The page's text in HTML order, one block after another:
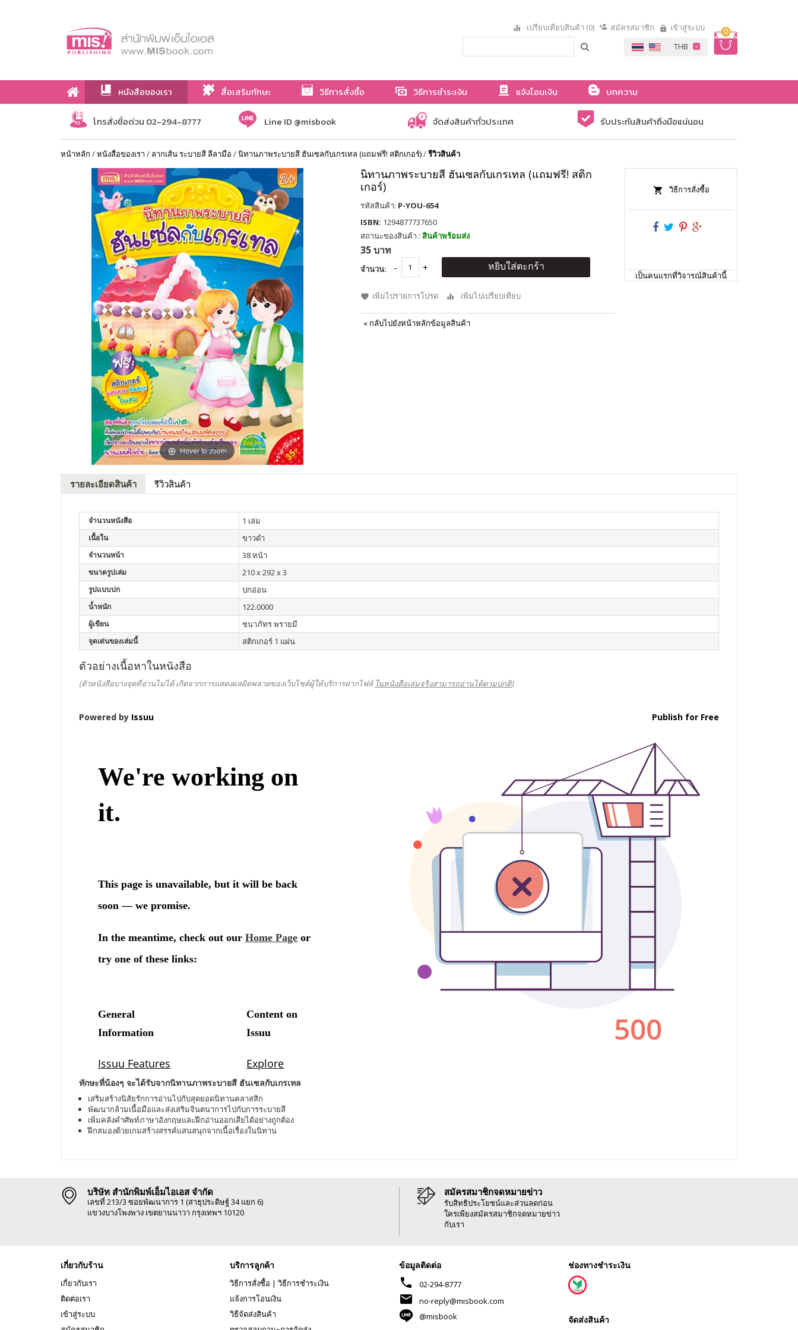
0
เปรียบเทียบสินค้า (0) สมัครสมาชิก เข้าสู่ระบบ
หนังสือของเรา สื่อเสริมทักษะ วิธีการสั่งซื้อ วิธีการชำระเงิน แจ้งโอนเงิน
บทความ
เกี่ยวกับเรา
โทรสั่งซื้อด่วน 02-294-8777 Line ID @misbook จัดส่งสินค้าทั่วประเทศ รับประกันสินค้าถึงมือแน่นอน
หน้าหลัก /หนังสือของเรา / ลากเส้น ระบายสี ลีลามือ /นิทานภาพระบายสี ฮันเซลกับเกรเทล (แถมฟรี! สติกเกอร์)/รีวิวสินค้า
Hover to zoom
นิทานภาพระบายสี ฮันเซลกับเกรเทล (แถมฟรี! สติก
เกอร์)
รหัสสินค้า: P-YOU-654
ISBN: 1294877737650
สถานะของสินค้า : สินค้าพร้อมส่ง
35 บาท
จำนวน: หยิบใส่ตะกร้า
เพิ่มไปรายการโปรด เพิ่มไปเปรียบเทียบ
« กลับไปยังหน้าหลักข้อมูลสินค้า
วิธีการสั่งซื้อ
เป็นคนแรกที่วิจารณ์สินค้านี้
รายละเอียดสินค้า รีวิวสินค้า
จำนวนหนังสือ 1 เล่ม
เนื้อใน ขาวดำ
จำนวนหน้า 38 หน้า
ขนาดรูปเล่ม 210 x 292 x 3
รูปแบบปก ปกอ่อน
น้ำหนัก 122.0000
ผู้เขียน ชนาภัทร พรายมี
จุดเด่นของเล่มนี้ สติกเกอร์ 1 แผ่น
ตัวอย่างเนื้อหาในหนังสือ
(ตัวหนังสือบางจุดที่อ่านไม่ได้ เกิดจากการแสดงผลผิดพลาดของเว็บไซต์ผู้ให้บริการฝากไฟล์ ในหนังสือเล่มจริงสามารถอ่านได้ตามปกติ)
Powered by Issuu Publish for Free
ทักษะที่น้องๆ จะได้รับจากนิทานภาพระบายสี ฮันเซลกับเกรเทล
เสริมสร้างนิสัยรักการอ่านไปกับสุดยอดนิทานคลาสสิก
พัฒนากล้ามเนื้อมือและส่งเสริมจินตนาการไปกับการระบายสี
เพิ่มคลังคำศัพท์ภาษาอังกฤษและฝึกอ่านออกเสียได้อย่างถูกต้อง
ฝึกสมองด้วยเกมสร้างสรรค์แสนสนุกจากเนื้อเรื่องในนิทาน
บริษัท สำนักพิมพ์เอ็มไอเอส จำกัด
เลขที่ 213/3 ซอยพัฒนาการ 1 (สาธุประดิษฐ์ 34 แยก 6)
แขวงบางโพงพาง เขตยานนาวา กรุงเทพฯ 10120
สมัครสมาชิกจดหมายข่าว
รับสิทธิประโยชน์และส่วนลดก่อน
ใครเพียงสมัครสมาชิกจดหมายข่าว
กับเรา
เกี่ยวกับร้าน
เกี่ยวกับเรา
ติดต่อเรา
เข้าสู่ระบบ
บริการลูกค้า
วิธีการสั่งซื้อ | วิธีการชำระเงิน
แจ้งการโอนเงิน
วิธีจัดส่งสินค้า
ข้อมูลติดต่อ
phone 02-294-8777
mail
no-reply@misbook.com
@misbook
ช่องทางชำระเงิน
จัดส่งสินค้า